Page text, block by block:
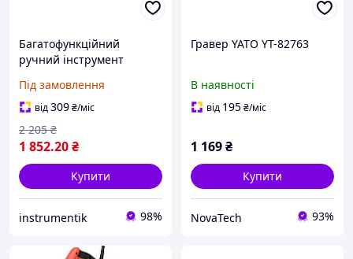
Багатофункційний
ручний інструмент
акумуляторний YATO : Li-
Ion 18 В, БЕЗ
АКУМУЛЯТОРА YT-82819
Під замовлення
від309₴/міс
1 852.20₴
2 205 ₴
Купити
instrumentik 98%
Гравер YATO YT-82763
В наявності
від 195₴/міс
1 169₴
Купити
NovaTech 93%